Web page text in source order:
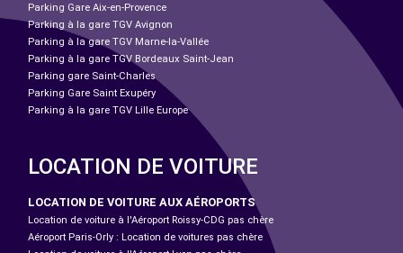
Parking Gare Aix-en-Provence
Parking à la gare TGV Avignon
Parking à la gare TGV Marne-la-Vallée
Parking à la gare TGV Bordeaux Saint-Jean
Parking gare Saint-Charles
Parking Gare Saint Exupéry
Parking à la gare TGV Lille Europe
LOCATION DE VOITURE
LOCATION DE VOITURE AUX AÉROPORTS
Location de voiture à l'Aéroport Roissy-CDG pas chère
Aéroport Paris-Orly : Location de voitures pas chère